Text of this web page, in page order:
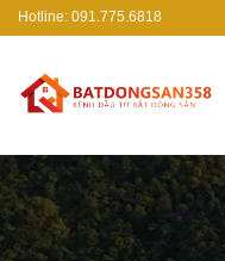
Bỏ
dung
Hotline: 091.775.6818